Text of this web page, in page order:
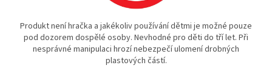
Produkt není hračka a jakékoliv používání dětmi je možné pouze
pod dozorem dospělé osoby. Nevhodné pro děti do tří let. Při
nesprávné manipulaci hrozí nebezpečí ulomení drobných
plastových částí.